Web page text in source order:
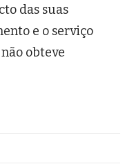
das suas
e o serviço
obteve